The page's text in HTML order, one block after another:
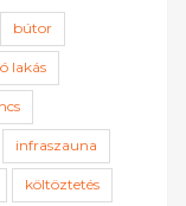
bútor
lakás
infraszauna
költöztetés